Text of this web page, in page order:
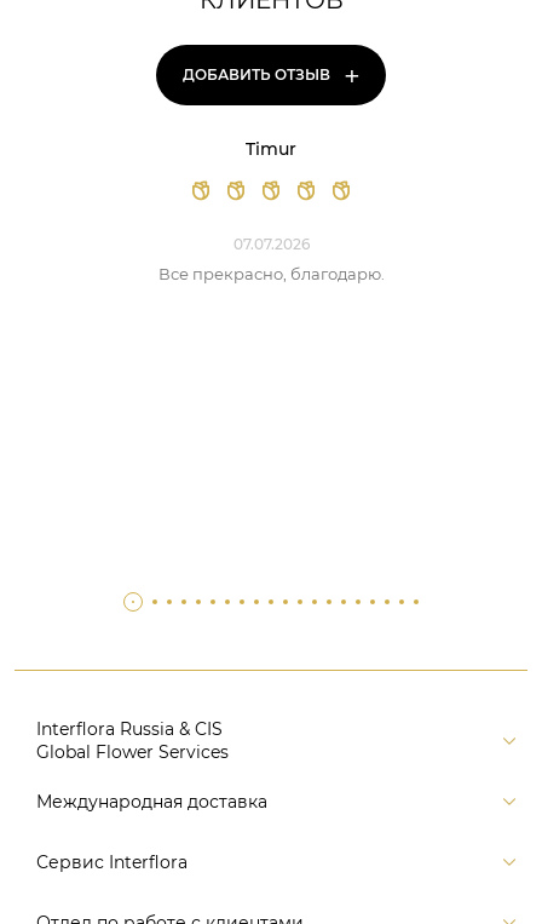
ДОБАВИТЬ ОТЗЫВ +
Timur
07.07.2026
Все прекрасно, благодарю.
Interflora Russia & CIS
Global Flower Services
Версия для печати
Поиск
Международная доставка
Россия
Сервис Interflora
Заказ и оплата